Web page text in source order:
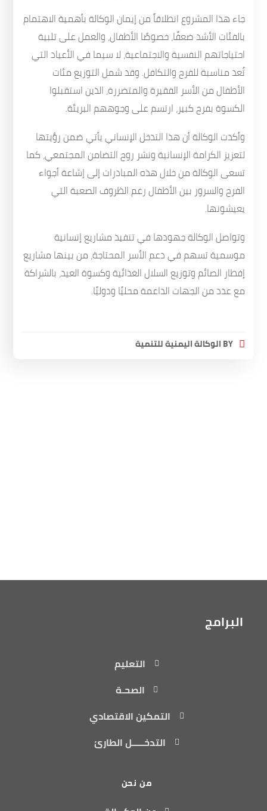
جاء هذا المشروع انطلاقاً من إيمان الوكالة بأهمية الاهتمام
بالفئات الأشد ضعفًا، خصوصًا الأطفال، والعمل على تلبية
احتياجاتهم النفسية والاجتماعية، لا سيما في الأعياد التي
تُعد مناسبة للفرح والتكافل. وقد شمل التوزيع مئات
الأطفال من الأسر الفقيرة والمتضررة، الذين استقبلوا
الكسوة بفرح كبير، ارتسم على وجوههم البريئة.
وأكدت الوكالة أن هذا التدخل الإنساني يأتي ضمن رؤيتها
لتعزيز الكرامة الإنسانية ونشر روح التضامن المجتمعي، كما
تسعى الوكالة من خلال هذه المبادرات إلى إشاعة أجواء
الفرح والسرور بين الأطفال رغم الظروف الصعبة التي
يعيشونها.
وتواصل الوكالة جهودها في تنفيذ مشاريع إنسانية
موسمية تسهم في دعم الأسر المحتاجة، من بينها مشاريع
إفطار الصائم وتوزيع السلال الغذائية وكسوة العيد، بالشراكة
مع عدد من الجهات الداعمة محليًا ودوليًا.
BYالوكالة اليمنية للتنمية
البرامج
التعليم
الصحـة
التمكين الاقتصادي
التدخـــــل الطارئ
من نحن